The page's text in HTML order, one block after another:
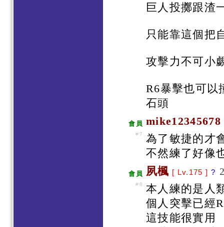
巨人投擲跟渣
只能靠這個把
攻擊力不可小
R6暴擊也可以
石頭
會員 mike12345678
#7
為了敏捷的才
不然練了好像
會員 夙楓 [ Lv.175 ] ?
#8
本人練的是人
個人突擊已經
這技能很實用